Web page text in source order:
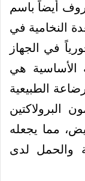
أيضاً باسم
النخامية في
في الجهاز
الأساسية هي
الطبيعية
البرولاكتين
مما يجعله
والحمل لدى